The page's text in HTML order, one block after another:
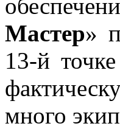
Мастер»
13-й
много